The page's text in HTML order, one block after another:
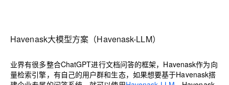
Havenask大模型方案（Havenask-LLM）
业界有很多整合ChatGPT进行文档问答的框架，Havenask作为向
量检索引擎，有自己的用户群和生态，如果想要基于Havenask搭